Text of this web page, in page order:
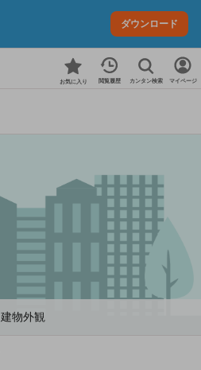
ダウンロード
お気に入り 閲覧履歴 カンタン検索 マイページ
建物外観